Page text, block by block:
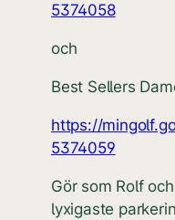
5374058
och
Best Sellers
https://
5374059
Gör som Rolf
lyxigaste